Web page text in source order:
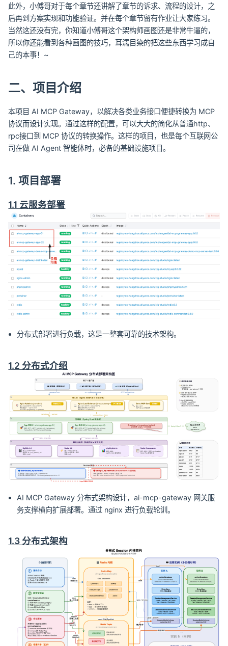
此外，小傅哥对于每个章节还讲解了章节的诉求、流程的设计，之
后再到方案实现和功能验证。并在每个章节留有作业让大家练习。
当然这还没有完，你知道小傅哥这个架构师画图还是非常牛逼的，
所以你还能看到各种画图的技巧，耳濡目染的把这些东西学习成自
己的本事！~
二、项目介绍
本项目 AI MCP Gateway，以解决各类业务接口便捷转换为 MCP
协议而设计实现。通过这样的配置，可以大大的简化从普通http、
rpc接口到 MCP 协议的转换操作。这样的项目，也是每个互联网公
司在做 AI Agent 智能体时，必备的基础设施项目。
1. 项目部署
1.1 云服务部署
分布式部署进行负载，这是一整套可靠的技术架构。
1.2 分布式介绍
AI MCP Gateway 分布式架构设计，ai-mcp-gateway 网关服
务支撑横向扩展部署。通过 nginx 进行负载轮训。
1.3 分布式架构